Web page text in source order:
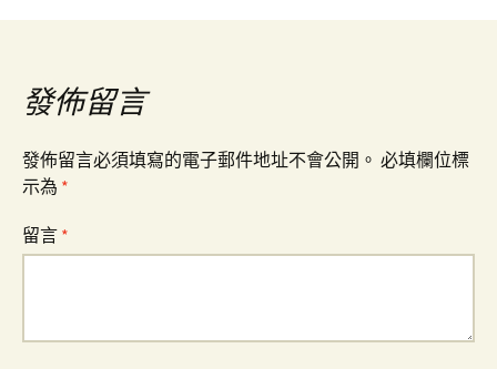
導
覽發佈留言
發佈留言必須填寫的電子郵件地址不會公開。 必填欄位標
示為 *
留言 *